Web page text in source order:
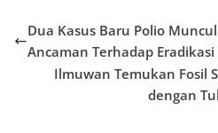
Dua Kasus Baru Polio
Ancaman Terhadap Eradikasi
Ilmuwan Temukan Fosil
dengan